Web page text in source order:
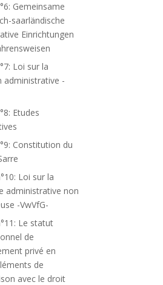
Gemeinsame
saarländische
Einrichtungen
Loi sur la
administrative -
Etudes
Constitution du
Loi sur la
administrative non
-VwVfG-
Le statut
de
privé en
de
avec le droit